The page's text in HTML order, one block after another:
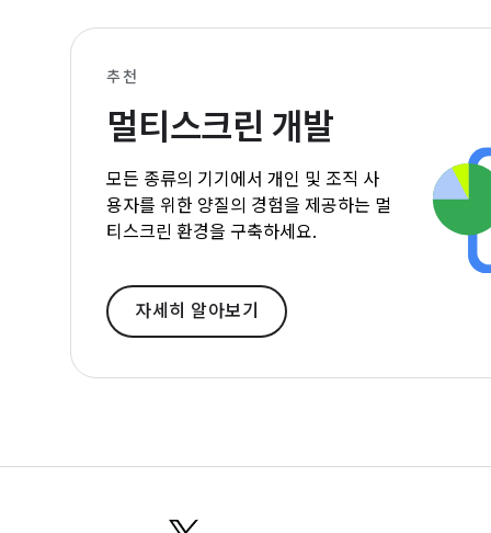
추천
멀티스크린 개발
모든 종류의 기기에서 개인 및 조직 사
용자를 위한 양질의 경험을 제공하는 멀
티스크린 환경을 구축하세요.
자세히 알아보기